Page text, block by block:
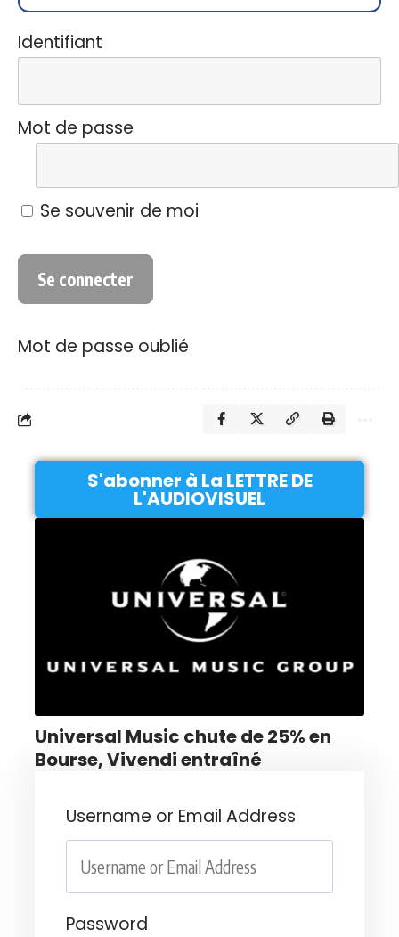
Identifiant
Mot de passe
Se souvenir de moi
Mot de passe oublié
S'abonner à La LETTRE DE
L'AUDIOVISUEL
Universal Music chute de 25% en
Bourse, Vivendi entraîné
Username or Email Address
Password